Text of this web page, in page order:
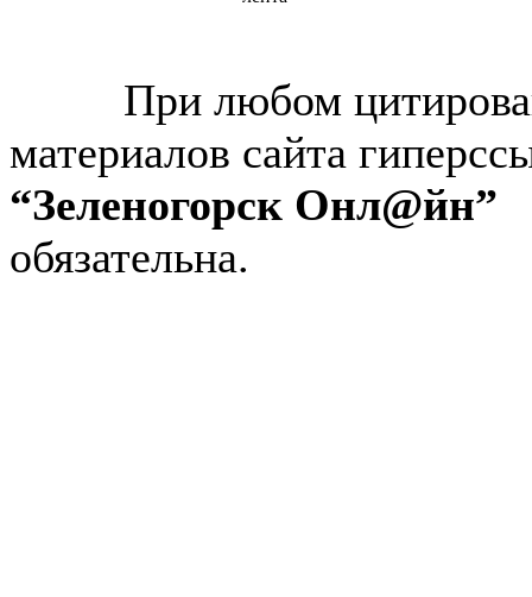
При любом
материалов сайта
“Зеленогорск Онл@йн”
обязательна.